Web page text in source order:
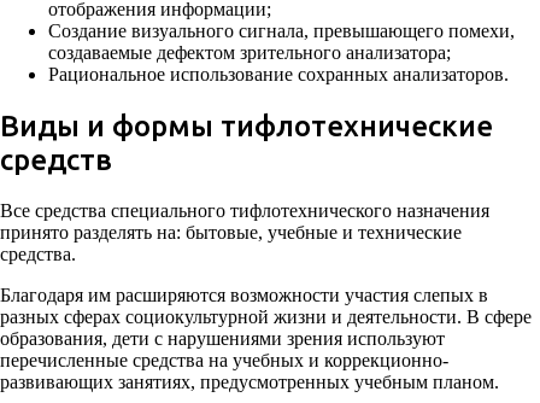
отображения информации;
Создание визуального сигнала, превышающего помехи,
создаваемые дефектом зрительного анализатора;
Рациональное использование сохранных анализаторов.
Виды и формы тифлотехнические
средств
Все средства специального тифлотехнического назначения
принято разделять на: бытовые, учебные и технические
средства.
Благодаря им расширяются возможности участия слепых в
разных сферах социокультурной жизни и деятельности. В сфере
образования, дети с нарушениями зрения используют
перечисленные средства на учебных и коррекционно-
развивающих занятиях, предусмотренных учебным планом.